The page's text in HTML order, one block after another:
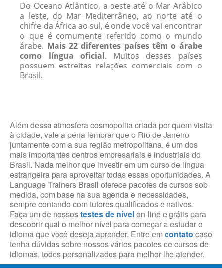
Do Oceano Atlântico, a oeste até o Mar Arábico
a leste, do Mar Mediterrâneo, ao norte até o
chifre da África ao sul, é onde você vai encontrar
o que é comumente referido como o mundo
árabe. Mais 22 diferentes países têm o árabe
como língua oficial. Muitos desses países
possuem estreitas relações comerciais com o
Brasil.
Além dessa atmosfera cosmopolita criada por quem visita
à cidade, vale a pena lembrar que o Rio de Janeiro
juntamente com a sua região metropolitana, é um dos
mais importantes centros empresariais e industriais do
Brasil. Nada melhor que investir em um curso de língua
estrangeira para aproveitar todas essas oportunidades. A
Language Trainers Brasil oferece pacotes de cursos sob
medida, com base na sua agenda e necessidades,
sempre contando com tutores qualificados e nativos.
Faça um de nossostestes de nívelon-line e grátis para
descobrir qual o melhor nível para começar a estudar o
idioma que você deseja aprender. Entre em contato caso
tenha dúvidas sobre nossos vários pacotes de cursos de
idiomas, todos personalizados para melhor lhe atender.